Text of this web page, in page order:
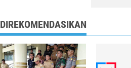
DIREKOMENDASIKAN